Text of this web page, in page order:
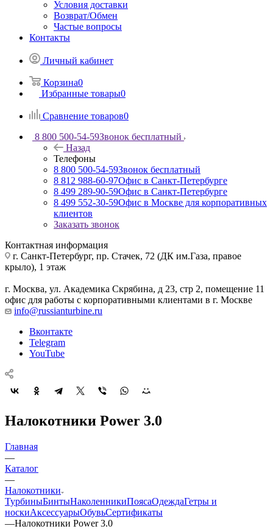
Условия доставки
Возврат/Обмен
Частые вопросы
Контакты
Личный кабинет
Корзина0
Избранные товары0
Сравнение товаров0
8 800 500-54-59Звонок бесплатный
Назад
Телефоны
8 800 500-54-59Звонок бесплатный
8 812 988-60-97Офис в Санкт-Петербурге
8 499 289-90-59Офис в Санкт-Петербурге
8 499 552-30-59Офис в Москве для корпоративных
клиентов
Заказать звонок
Контактная информация
г. Санкт-Петербург, пр. Стачек, 72 (ДК им.Газа, правое
крыло), 1 этаж
г. Москва, ул. Академика Скрябина, д 23, стр 2, помещение 11
офис для работы с корпоративными клиентами в г. Москве
info@russianturbine.ru
Вконтакте
Telegram
YouTube
Налокотники Power 3.0
Главная
—
Каталог
—
Налокотники
ТурбиныБинтыНаколенникиПоясаОдеждаГетры и
носкиАксессуарыОбувьСертификаты
—Налокотники Power 3.0